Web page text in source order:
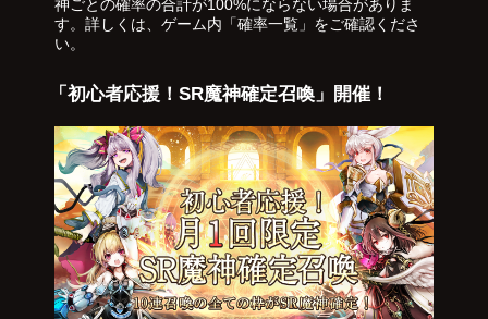
神ごとの確率の合計が100%にならない場合がありま
す。詳しくは、ゲーム内「確率一覧」をご確認くださ
い。
「初心者応援！SR魔神確定召喚」開催！